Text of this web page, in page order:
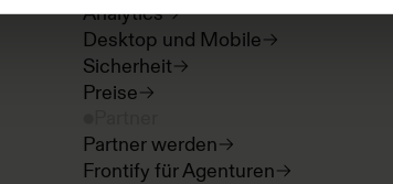
Analytics
Desktop und Mobile
Sicherheit
Preise
Partner werden
Frontify für Agenturen